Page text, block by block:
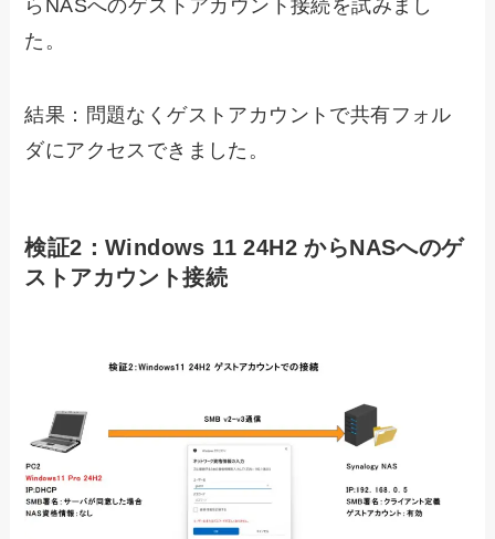
らNASへのゲストアカウント接続を試みまし
た。
結果：問題なくゲストアカウントで共有フォル
ダにアクセスできました。
検証2：Windows 11 24H2 からNASへのゲ
ストアカウント接続